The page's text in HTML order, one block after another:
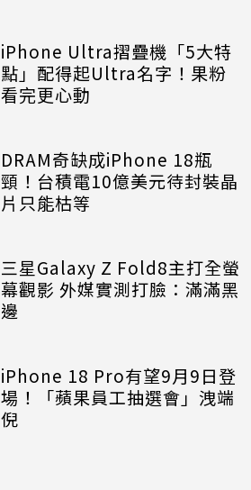
iPhone Ultra摺疊機「5大特
點」配得起Ultra名字！果粉
看完更心動
DRAM奇缺成iPhone 18瓶
頸！台積電10億美元待封裝晶
片只能枯等
三星Galaxy Z Fold8主打全螢
幕觀影 外媒實測打臉：滿滿黑
邊
iPhone 18 Pro有望9月9日登
場！「蘋果員工抽選會」洩端
倪